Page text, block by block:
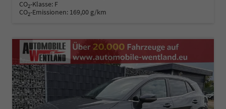
CO2-Klasse: F
CO2-Emissionen: 169,00 g/km